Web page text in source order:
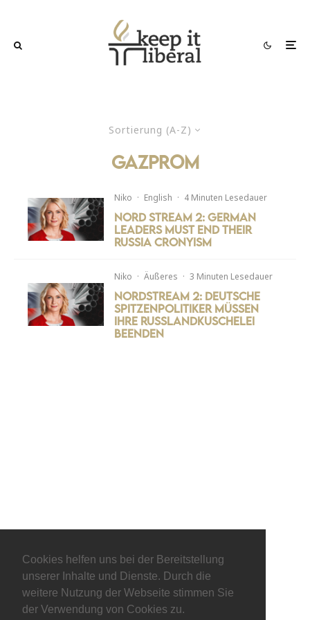
Cookies helfen uns bei der Bereitstellung
unserer Inhalte und Dienste. Durch die
weitere Nutzung der Webseite stimmen Sie
der Verwendung von Cookies zu.
Sortierung (A-Z)
gazprom
Niko · English · 4 Minuten Lesedauer
Nord Stream 2: German
Leaders must end their
Russia Cronyism
Niko · Äußeres · 3 Minuten Lesedauer
Nordstream 2: Deutsche
Spitzenpolitiker müssen
ihre Russlandkuschelei
beenden
Datenschutzerklärung Impressum